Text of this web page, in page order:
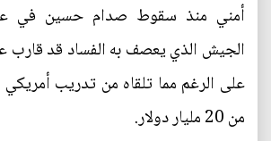
الجيش الذي يعصف به الفساد قد قارب
على الرغم مما تلقاه من تدريب أمريكي
من 20 مليار دولار.